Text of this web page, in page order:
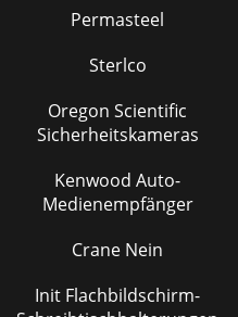
Permasteel
Sterlco
Oregon Scientific
Sicherheitskameras
Kenwood Auto-
Medienempfänger
Crane Nein
Init Flachbildschirm-